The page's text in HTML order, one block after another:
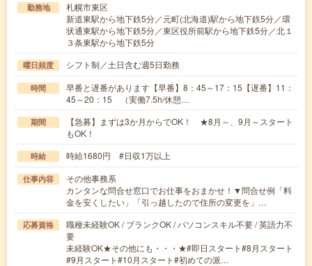
勤務地
札幌市東区
新道東駅から地下鉄5分／元町(北海道)駅から地下鉄5分／環
状通東駅から地下鉄5分／東区役所前駅から地下鉄5分／北１
３条東駅から地下鉄5分
曜日頻度 シフト制／土日含む週5日勤務
時間
早番と遅番があります【早番】8：45～17：15【遅番】11：
45～20：15 （実働7.5h/休憩…
期間
【急募】まずは3か月からでOK！ ★8月～、9月～スタート
もOK！
時給 時給1680円 #日収1万以上
仕事内容
その他事務系
カンタンな問合せ窓口でお仕事をおまかせ！▼問合せ例「料
金を安くしたい」「引っ越したので住所の変更を」…
応募資格
職種未経験OK / ブランクOK / パソコンスキル不要 / 英語力不
要
未経験OK★その他にも・・・★#即日スタート#8月スタート
#9月スタート#10月スタート#初めての派…